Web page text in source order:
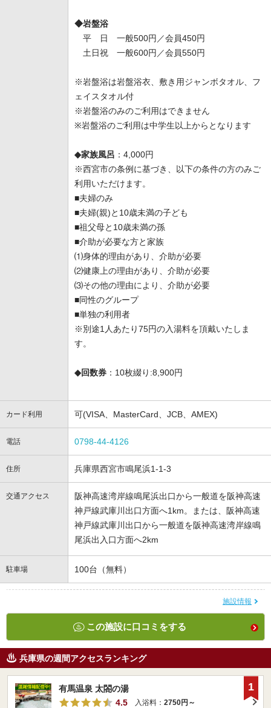
◆岩盤浴
平 日 一般500円／会員450円
土日祝 一般600円／会員550円
※岩盤浴は岩盤浴衣、敷き用ジャンボタオル、フ
ェイスタオル付
※岩盤浴のみのご利用はできません
※岩盤浴のご利用は中学生以上からとなります
◆家族風呂 ：4,000円
※西宮市の条例に基づき、以下の条件の方のみご
利用いただけます。
■夫婦のみ
■夫婦(親)と10歳未満の子ども
■祖父母と10歳未満の孫
■介助が必要な方と家族
⑴身体的理由があり、介助が必要
⑵健康上の理由があり、介助が必要
⑶その他の理由により、介助が必要
■同性のグループ
■単独の利用者
※別途1人あたり75円の入湯料を頂戴いたしま
す。
◆回数券 ：10枚綴り:8,900円
カード利用 可(VISA、MasterCard、JCB、AMEX)
電話 0798-44-4126
住所 兵庫県西宮市鳴尾浜1-1-3
交通アクセス
阪神高速湾岸線鳴尾浜出口から一般道を阪神高速
神戸線武庫川出口方面へ1km。または、阪神高速
神戸線武庫川出口から一般道を阪神高速湾岸線鳴
尾浜出入口方面へ2km
駐車場 100台（無料）
施設情報
この施設に口コミをする
兵庫県の週間アクセスランキング
有馬温泉 太閤の湯
4.5
入浴料： 2750円～
1